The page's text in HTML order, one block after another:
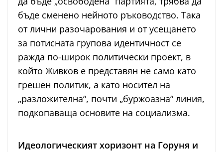
бъде сменено нейното ръководство. Така
от лични разочарования и от усещането
за потисната групова идентичност се
ражда по-широк политически проект, в
който Живков е представян не само като
грешен политик, а като носител на
„разложителна“, почти „буржоазна“ линия,
подкопаваща основите на социализма.
Идеологическият хоризонт на Горуня и